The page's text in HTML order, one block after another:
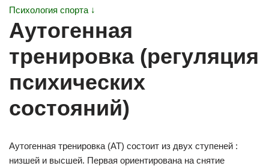
Психология спорта ↓
Аутогенная
тренировка (регуляция
психических
состояний)
Аутогенная тренировка (АТ) состоит из двух ступеней :
низшей и высшей. Первая ориентирована на снятие